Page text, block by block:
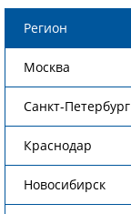
Регион
Москва
Санкт-Петербург
Краснодар
Новосибирск